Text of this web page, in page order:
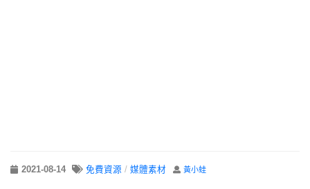
2021-08-14 免費資源 / 媒體素材 黃小蛙